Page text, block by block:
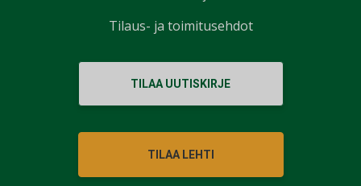
TILAA UUTISKIRJE
TILAA LEHTI
Tilaus- ja toimitusehdot